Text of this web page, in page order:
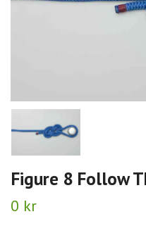
Figure 8 Follow
0 kr